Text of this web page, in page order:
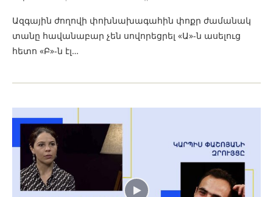
Ազգային ժողովի փոխնախագահին փոքր ժամանակ
տանը հավանաբար չեն սովորեցրել «Ա»-ն ասելուց
հետո «Բ»-ն էլ…